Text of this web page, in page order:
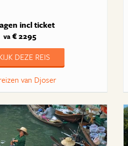
incl ticket
va € 2295
DEZE REIS
van Djoser